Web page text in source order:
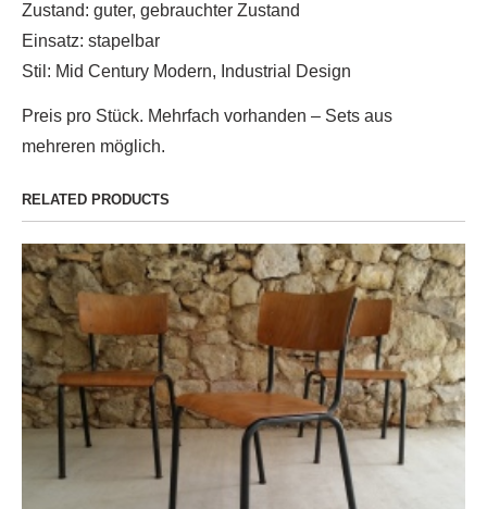
Zustand: guter, gebrauchter Zustand
Einsatz: stapelbar
Stil: Mid Century Modern, Industrial Design
Preis pro Stück. Mehrfach vorhanden – Sets aus
mehreren möglich.
RELATED PRODUCTS